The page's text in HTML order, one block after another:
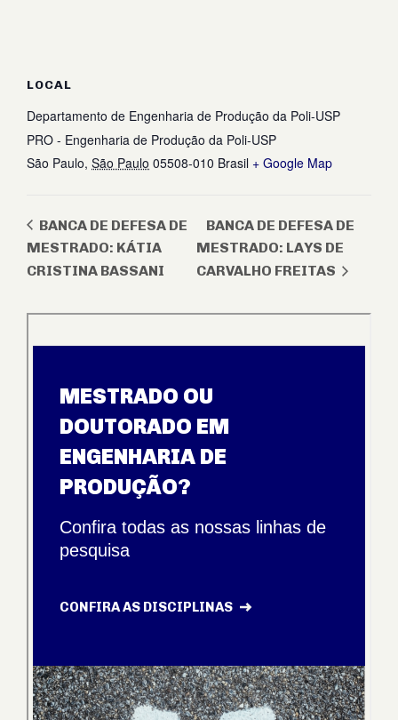
LOCAL
Departamento de Engenharia de Produção da Poli-USP
PRO - Engenharia de Produção da Poli-USP
São Paulo, São Paulo 05508-010 Brasil + Google Map
BANCA DE DEFESA DE
MESTRADO: KÁTIA
CRISTINA BASSANI
BANCA DE DEFESA DE
MESTRADO: LAYS DE
CARVALHO FREITAS